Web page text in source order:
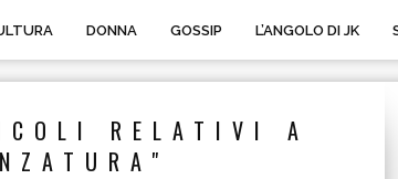
DONNA GOSSIP L’ANGOLO DI JK
RELATIVI A